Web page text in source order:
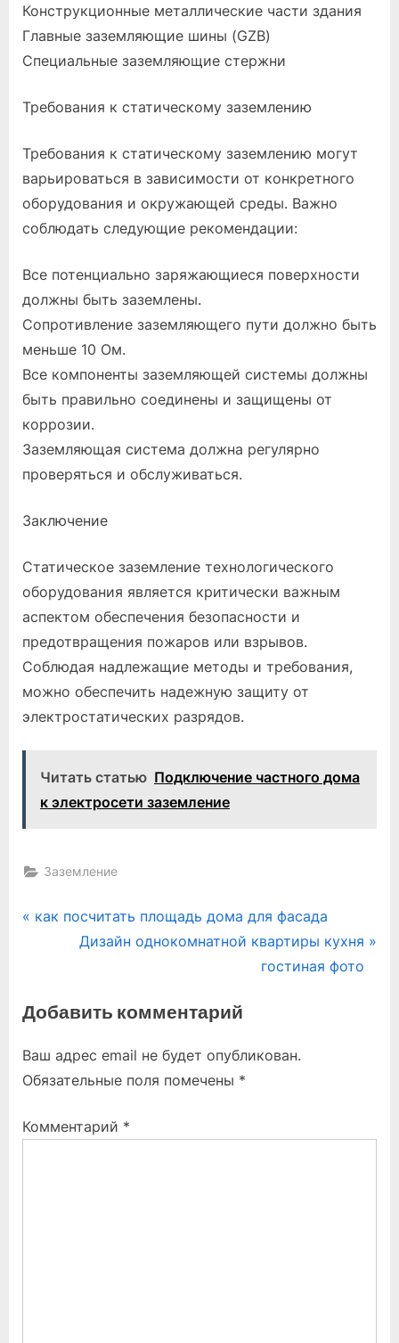
Конструкционные металлические части здания
Главные заземляющие шины (GZB)
Специальные заземляющие стержни
Требования к статическому заземлению
Требования к статическому заземлению могут
варьироваться в зависимости от конкретного
оборудования и окружающей среды. Важно
соблюдать следующие рекомендации:
Все потенциально заряжающиеся поверхности
должны быть заземлены.
Сопротивление заземляющего пути должно быть
меньше 10 Ом.
Все компоненты заземляющей системы должны
быть правильно соединены и защищены от
коррозии.
Заземляющая система должна регулярно
проверяться и обслуживаться.
Заключение
Статическое заземление технологического
оборудования является критически важным
аспектом обеспечения безопасности и
предотвращения пожаров или взрывов.
Соблюдая надлежащие методы и требования,
можно обеспечить надежную защиту от
электростатических разрядов.
Читать статью Подключение частного дома
к электросети заземление
Заземление
Навигация
P
i
u
s
o
как посчитать площадь дома для фасада
N
t
o
s
:
Дизайн однокомнатной квартиры кухня
гостиная фото
Добавить комментарий
Ваш адрес email не будет опубликован.
Обязательные поля помечены *
Комментарий *